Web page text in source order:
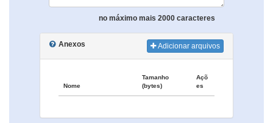
no máximo mais 2000 caracteres
Anexos Adicionar arquivos
Nome
Tamanho
(bytes)
Açõ
es